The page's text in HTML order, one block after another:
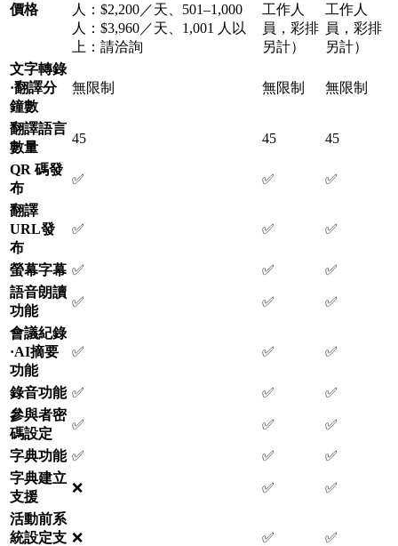
價格
人：$2,200／天、501–1,000
人：$3,960／天、1,001 人以
上：請洽詢
工作人
員，彩排
另計）
工作人
員，彩排
另計）
文字轉錄
·翻譯分
鐘數
無限制 無限制 無限制
翻譯語言
數量
45 45 45
QR 碼發
布
✅ ✅ ✅
翻譯
URL發
布
✅ ✅ ✅
螢幕字幕 ✅ ✅
✅
語音朗讀
功能
✅ ✅ ✅
會議紀錄
·AI摘要
功能
✅ ✅ ✅
錄音功能 ✅ ✅
✅
參與者密
碼設定
✅ ✅ ✅
字典功能 ✅ ✅
✅
字典建立
支援
❌ ✅ ✅
活動前系
統設定支 ❌ ✅ ✅